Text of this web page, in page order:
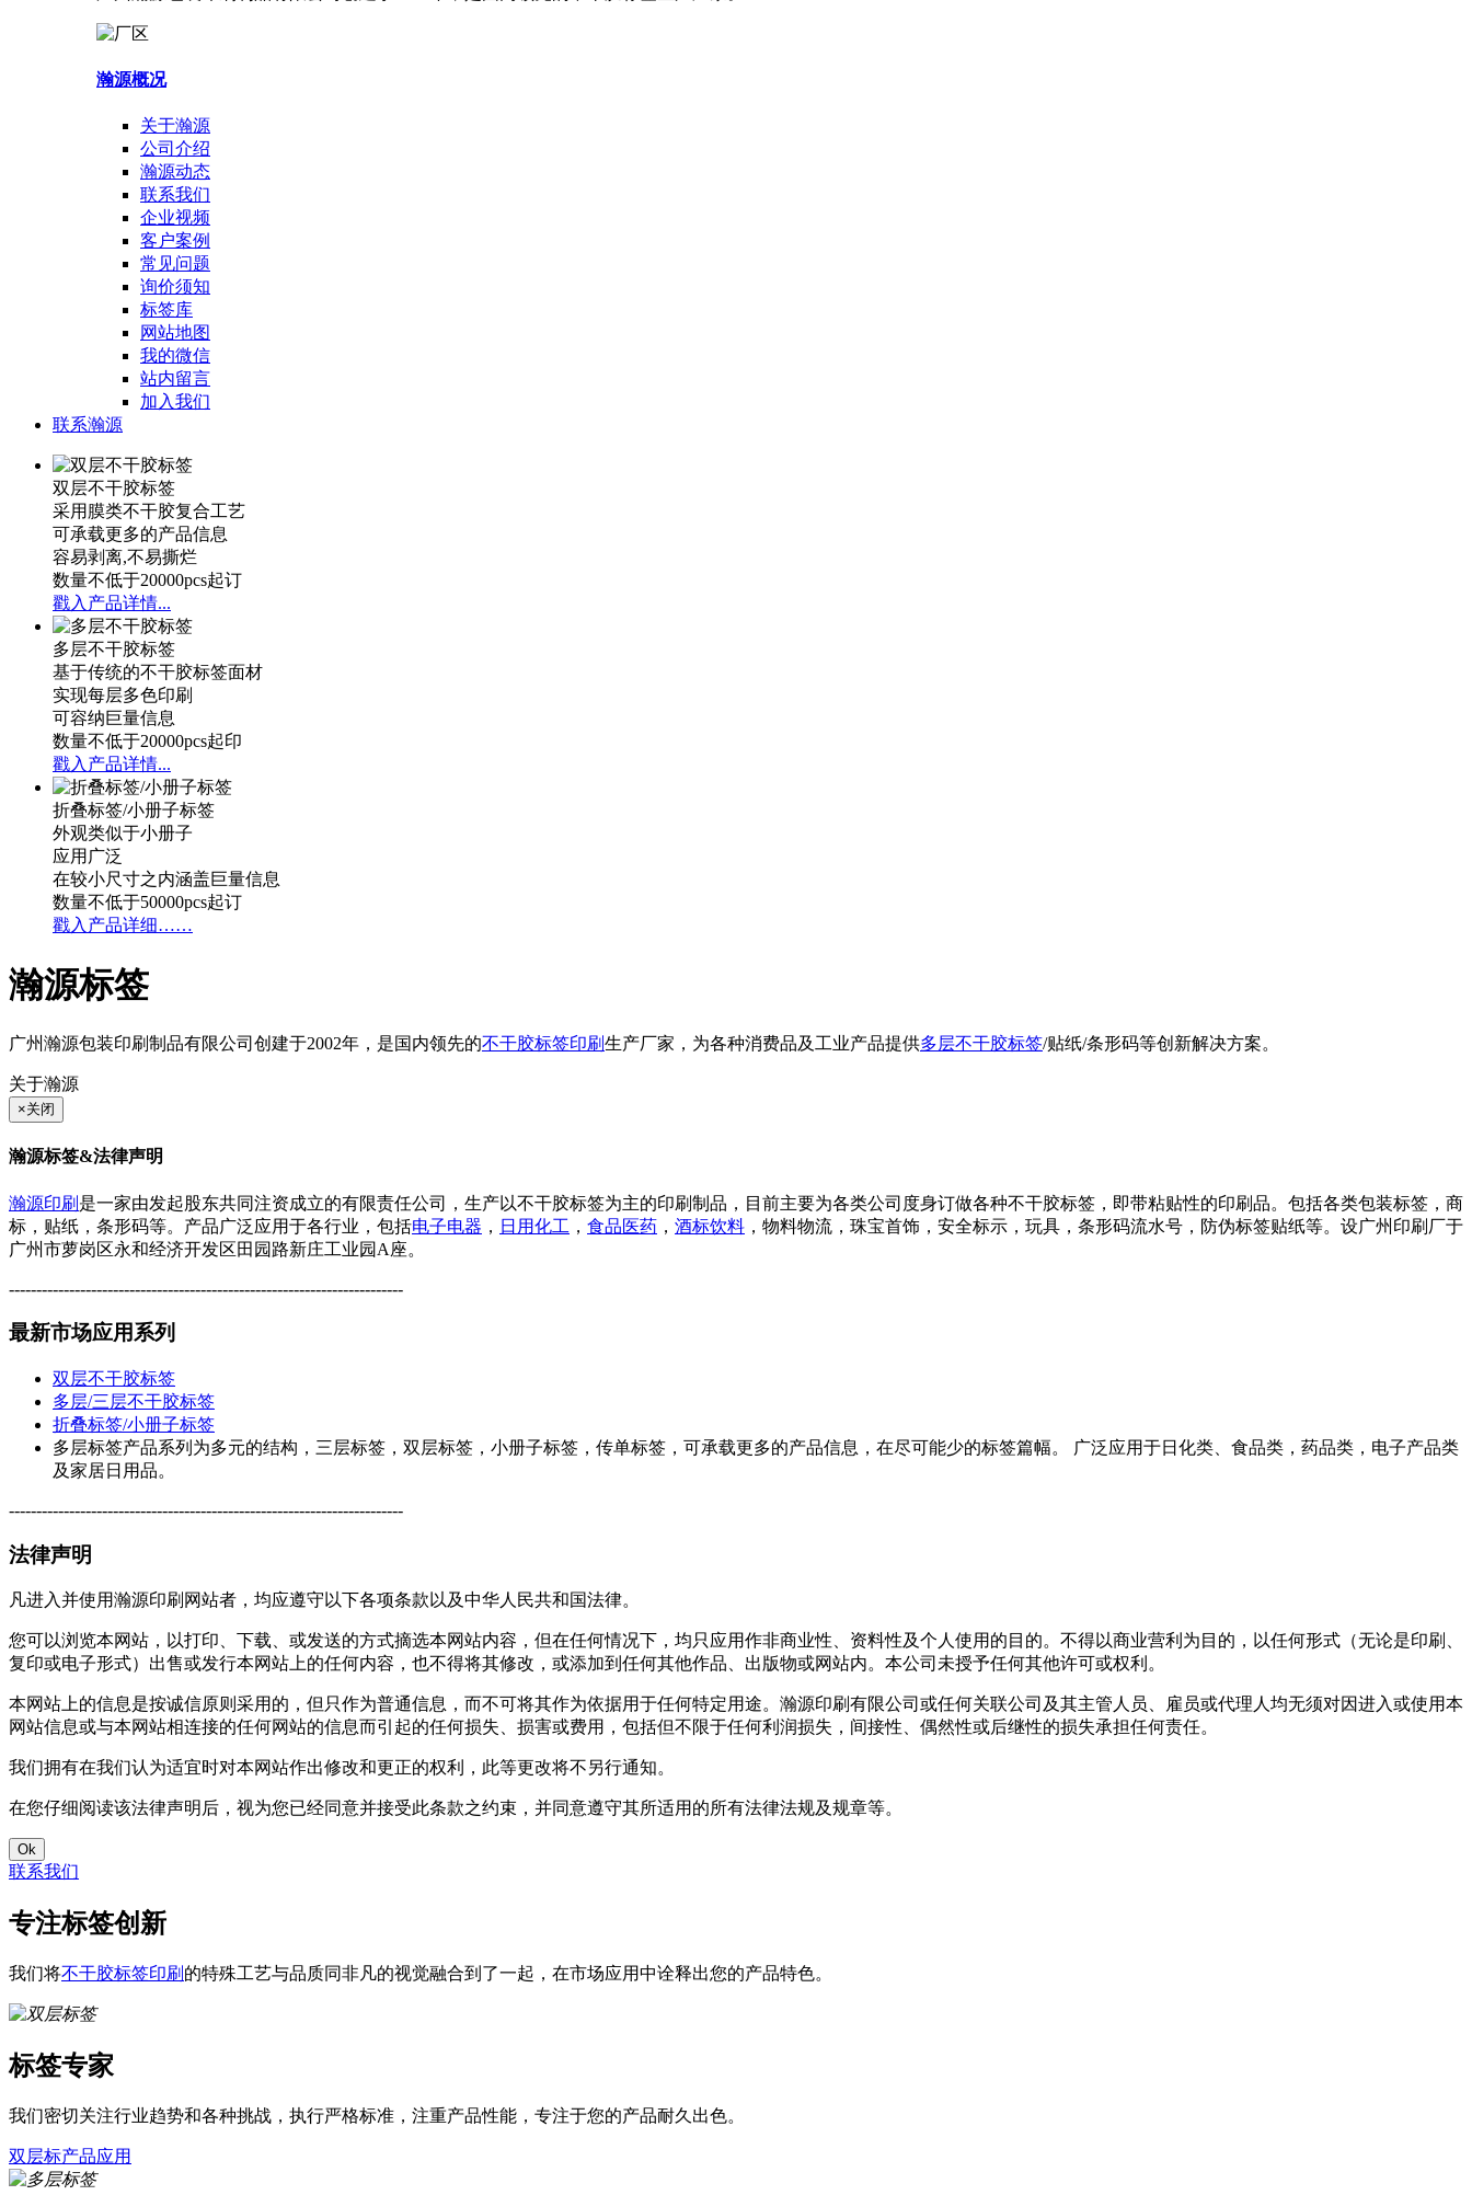
瀚源概况
关于瀚源
公司介绍
瀚源动态
联系我们
企业视频
客户案例
常见问题
询价须知
标签库
网站地图
我的微信
站内留言
加入我们
联系瀚源
双层不干胶标签
采用膜类不干胶复合工艺
可承载更多的产品信息
容易剥离,不易撕烂
数量不低于20000pcs起订
戳入产品详情...
多层不干胶标签
基于传统的不干胶标签面材
实现每层多色印刷
可容纳巨量信息
数量不低于20000pcs起印
戳入产品详情...
折叠标签/小册子标签
外观类似于小册子
应用广泛
在较小尺寸之内涵盖巨量信息
数量不低于50000pcs起订
戳入产品详细……
瀚源标签
广州瀚源包装印刷制品有限公司创建于2002年，是国内领先的不干胶标签印刷生产厂家，为各种消费品及工业产品提供多层不干胶标签/贴纸/条形码等创新解决方案。
关于瀚源
×关闭
瀚源标签&法律声明
瀚源印刷 是一家由发起股东共同注资成立的有限责任公司，生产以不干胶标签为主的印刷制品，目前主要为各类公司度身订做各种不干胶标签，即带粘贴性的印刷品。包括各类包装标签，商
标，贴纸，条形码等。产品广泛应用于各行业，包括电子电器 ， 日用化工 ， 食品医药 ， 酒标饮料 ，物料物流，珠宝首饰，安全标示，玩具，条形码流水号，防伪标签贴纸等。设广州印刷厂于
广州市萝岗区永和经济开发区田园路新庄工业园A座。
------------------------------------------------------------------------
最新市场应用系列
双层不干胶标签
多层/三层不干胶标签
折叠标签/小册子标签
多层标签产品系列为多元的结构，三层标签，双层标签，小册子标签，传单标签，可承载更多的产品信息，在尽可能少的标签篇幅。 广泛应用于日化类、食品类，药品类，电子产品类
及家居日用品。
------------------------------------------------------------------------
法律声明
凡进入并使用瀚源印刷网站者，均应遵守以下各项条款以及中华人民共和国法律。
您可以浏览本网站，以打印、下载、或发送的方式摘选本网站内容，但在任何情况下，均只应用作非商业性、资料性及个人使用的目的。不得以商业营利为目的，以任何形式（无论是印刷、
复印或电子形式）出售或发行本网站上的任何内容，也不得将其修改，或添加到任何其他作品、出版物或网站内。本公司未授予任何其他许可或权利。
本网站上的信息是按诚信原则采用的，但只作为普通信息，而不可将其作为依据用于任何特定用途。瀚源印刷有限公司或任何关联公司及其主管人员、雇员或代理人均无须对因进入或使用本
网站信息或与本网站相连接的任何网站的信息而引起的任何损失、损害或费用，包括但不限于任何利润损失，间接性、偶然性或后继性的损失承担任何责任。
我们拥有在我们认为适宜时对本网站作出修改和更正的权利，此等更改将不另行通知。
在您仔细阅读该法律声明后，视为您已经同意并接受此条款之约束，并同意遵守其所适用的所有法律法规及规章等。
Ok
联系我们
专注标签创新
我们将不干胶标签印刷 的特殊工艺与品质同非凡的视觉融合到了一起，在市场应用中诠释出您的产品特色。
标签专家
我们密切关注行业趋势和各种挑战，执行严格标准，注重产品性能，专注于您的产品耐久出色。
双层标产品应用